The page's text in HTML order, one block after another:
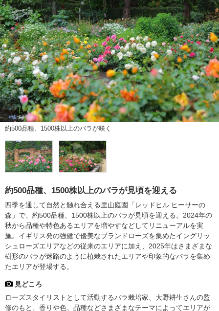
約500品種、1500株以上のバラが咲く
約500品種、1500株以上のバラが見頃を迎える
四季を通して自然と触れ合える里山庭園「レッドヒル ヒーサーの
森」で、約500品種、1500株以上のバラが見頃を迎える。2024年の
秋から品種や特色あるエリアを増やすなどしてリニューアルを実
施。イギリス発の強健で優美なブランドローズを集めたイングリッ
シュローズエリアなどの従来のエリアに加え、2025年はさまざまな
樹形のバラが迷路のように植栽されたエリアや印象的なバラを集め
たエリアが登場する。
見どころ
ローズスタイリストとして活動するバラ栽培家、大野耕生さんの監
修のもと、香りや色、品種などさまざまなテーマによってエリアが